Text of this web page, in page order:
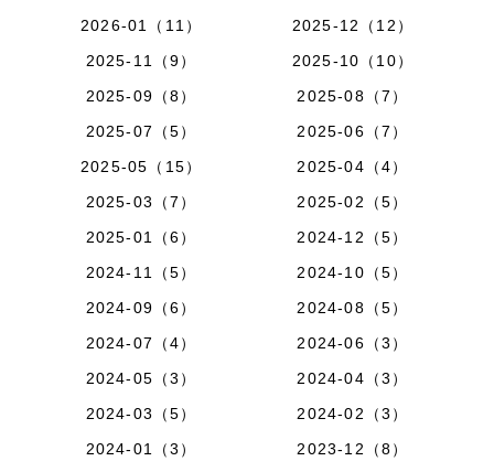
2026-01（11）
2025-12（12）
2025-11（9）
2025-10（10）
2025-09（8）
2025-08（7）
2025-07（5）
2025-06（7）
2025-05（15）
2025-04（4）
2025-03（7）
2025-02（5）
2025-01（6）
2024-12（5）
2024-11（5）
2024-10（5）
2024-09（6）
2024-08（5）
2024-07（4）
2024-06（3）
2024-05（3）
2024-04（3）
2024-03（5）
2024-02（3）
2024-01（3）
2023-12（8）